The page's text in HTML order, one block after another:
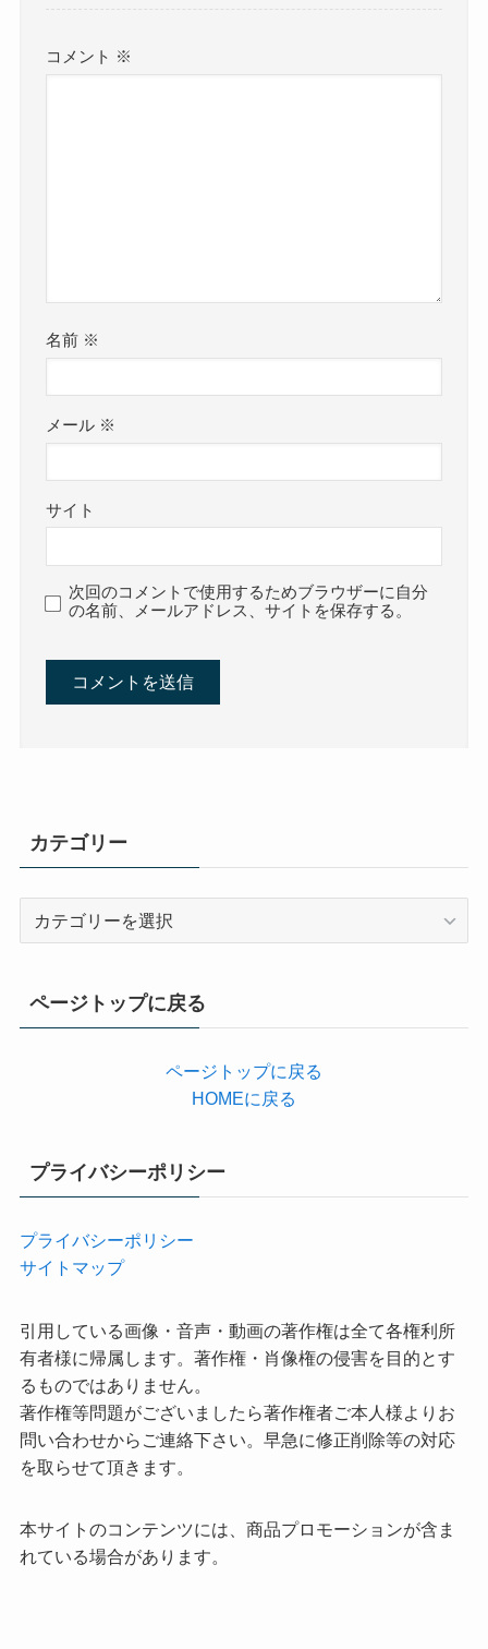
コメント ※
名前 ※
メール ※
サイト
次回のコメントで使用するためブラウザーに自分
の名前、メールアドレス、サイトを保存する。
カテゴリー
ページトップに戻る
ページトップに戻る
HOMEに戻る
プライバシーポリシー
プライバシーポリシー
サイトマップ
引用している画像・音声・動画の著作権は全て各権利所
有者様に帰属します。著作権・肖像権の侵害を目的とす
るものではありません。
著作権等問題がございましたら著作権者ご本人様よりお
問い合わせからご連絡下さい。早急に修正削除等の対応
を取らせて頂きます。
本サイトのコンテンツには、商品プロモーションが含ま
れている場合があります。